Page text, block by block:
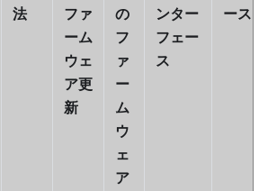
法
ファ
ーム
ウェ
ア更
新
の
フ
ァ
ー
ム
ウ
ェ
ア
ンター
フェー
ス
ース